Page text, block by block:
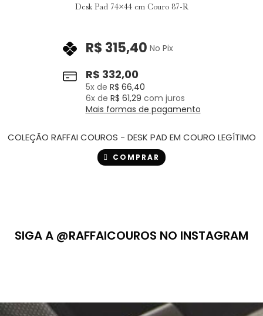
Desk Pad 74×44 em Couro 87-R
R$ 332,00
5x de R$ 66,40
6x de R$ 61,29 com juros
Mais formas de pagamento
R$ 315,40 No Pix
COLEÇÃO RAFFAI COUROS - DESK PAD EM COURO LEGÍTIMO
COMPRAR
SIGA A @RAFFAICOUROS NO INSTAGRAM